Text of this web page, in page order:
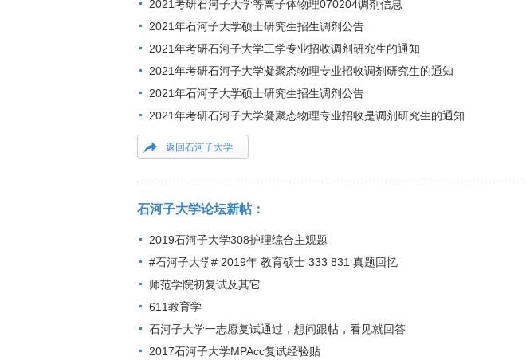
2021考研石河子大学等离子体物理070204调剂信息
2021年石河子大学硕士研究生招生调剂公告
2021年考研石河子大学工学专业招收调剂研究生的通知
2021年考研石河子大学凝聚态物理专业招收调剂研究生的通知
2021年石河子大学硕士研究生招生调剂公告
2021年考研石河子大学凝聚态物理专业招收是调剂研究生的通知
返回石河子大学
石河子大学论坛新帖：
2019石河子大学308护理综合主观题
#石河子大学# 2019年 教育硕士 333 831 真题回忆
师范学院初复试及其它
611教育学
石河子大学一志愿复试通过，想问跟帖，看见就回答
2017石河子大学MPAcc复试经验贴